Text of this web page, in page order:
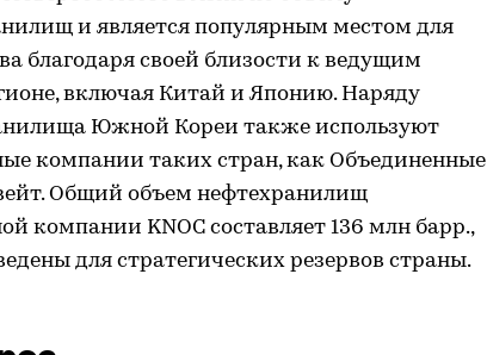
и является популярным местом для
благодаря своей близости к ведущим
включая Китай и Японию. Наряду
Южной Кореи также используют
компании таких стран, как Объединенные
Общий объем нефтехранилищ
компании KNOC составляет 136 млн барр.,
для стратегических резервов страны.